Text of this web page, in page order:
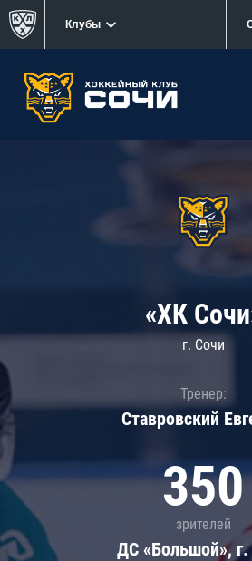
Клубы
«ХК
г. Сочи
Тренер:
Ставровский
350
зрителей
ДС «Большой»,